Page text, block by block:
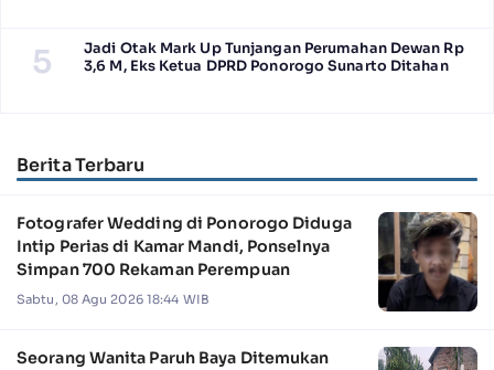
5
Jadi Otak Mark Up Tunjangan Perumahan Dewan Rp
3,6 M, Eks Ketua DPRD Ponorogo Sunarto Ditahan
Berita Terbaru
Fotografer Wedding di Ponorogo Diduga
Intip Perias di Kamar Mandi, Ponselnya
Simpan 700 Rekaman Perempuan
Sabtu, 08 Agu 2026 18:44 WIB
Seorang Wanita Paruh Baya Ditemukan